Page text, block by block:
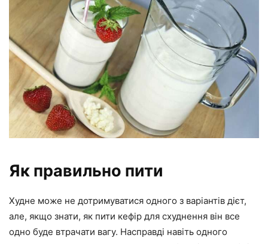
Як правильно пити
Худне може не дотримуватися одного з варіантів дієт,
але, якщо знати, як пити кефір для схуднення він все
одно буде втрачати вагу. Насправді навіть одного